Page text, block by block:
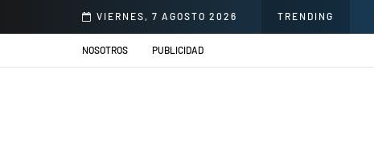
VIERNES, 7 AGOSTO 2026 TRENDING
Delgado para mejorar la atención en salud
NOSOTROS PUBLICIDAD